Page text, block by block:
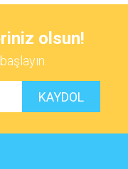
olsun!
KAYDOL